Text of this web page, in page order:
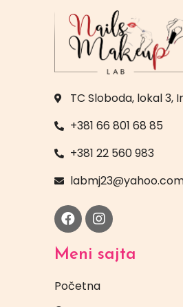
TC Sloboda, lokal 3,
+381 66 801 68 85
+381 22 560 983
Meni sajta
Početna